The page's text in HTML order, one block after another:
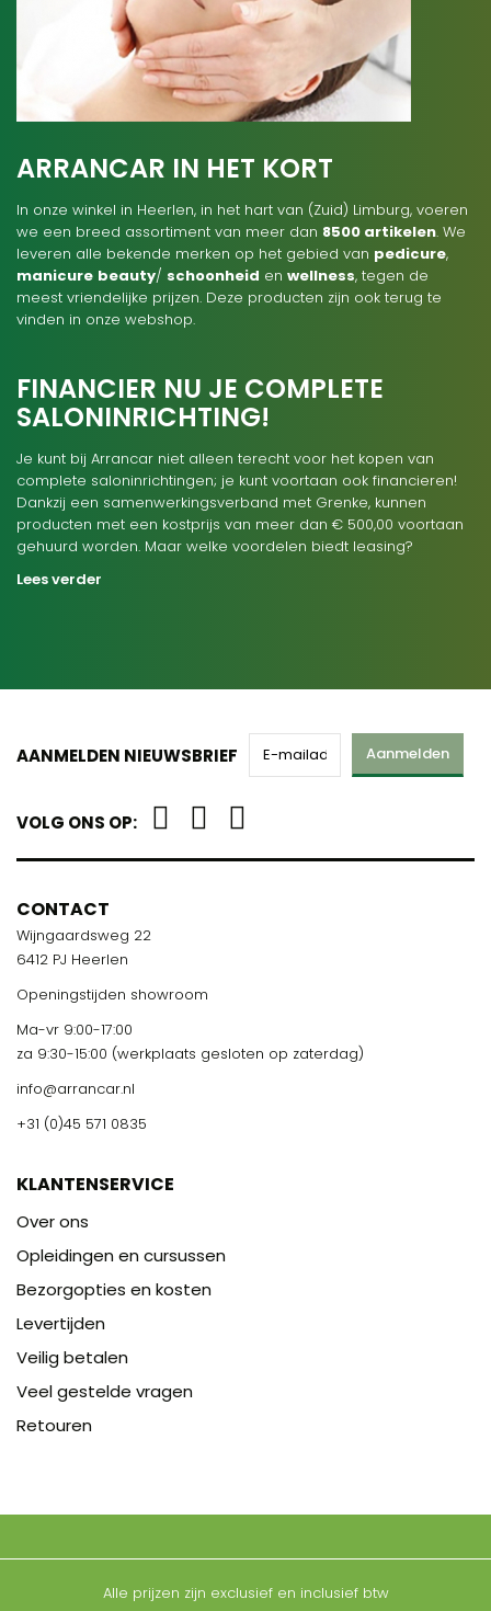
ARRANCAR IN HET KORT
In onze winkel in Heerlen, in het hart van (Zuid) Limburg, voeren
we een breed assortiment van meer dan 8500 artikelen. We
leveren alle bekende merken op het gebied van pedicure,
manicure beauty/ schoonheid en wellness, tegen de
meest vriendelijke prijzen. Deze producten zijn ook terug te
vinden in onze webshop.
FINANCIER NU JE COMPLETE
SALONINRICHTING!
Je kunt bij Arrancar niet alleen terecht voor het kopen van
complete saloninrichtingen; je kunt voortaan ook financieren!
Dankzij een samenwerkingsverband met Grenke, kunnen
producten met een kostprijs van meer dan € 500,00 voortaan
gehuurd worden. Maar welke voordelen biedt leasing?
Lees verder
AANMELDEN NIEUWSBRIEF Aanmelden
VOLG ONS OP:
CONTACT
Wijngaardsweg 22
6412 PJ Heerlen
Openingstijden showroom
Ma-vr 9:00-17:00
za 9:30-15:00 (werkplaats gesloten op zaterdag)
info@arrancar.nl
+31 (0)45 571 0835
KLANTENSERVICE
Over ons
Opleidingen en cursussen
Bezorgopties en kosten
Levertijden
Veilig betalen
Veel gestelde vragen
Retouren
Alle prijzen zijn exclusief en inclusief btw